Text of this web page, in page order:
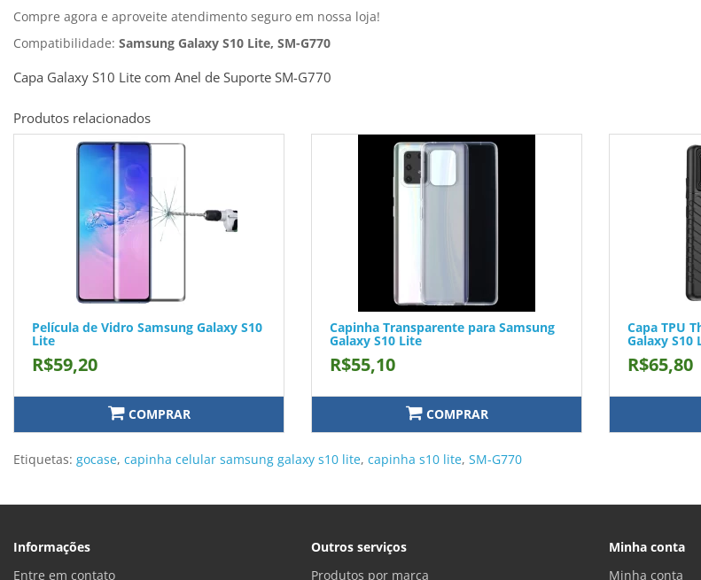
Compre agora e aproveite atendimento seguro em nossa loja!
Compatibilidade: Samsung Galaxy S10 Lite, SM-G770
Capa Galaxy S10 Lite com Anel de Suporte SM-G770
Produtos relacionados
Película de Vidro Samsung Galaxy S10
Lite
R$59,20
COMPRAR
Capinha Transparente para Samsung
Galaxy S10 Lite
R$55,10
COMPRAR
Capa TPU
Galaxy S10
R$65,80
Etiquetas: gocase, capinha celular samsung galaxy s10 lite, capinha s10 lite, SM-G770
Informações
Entre em contato
Outros serviços
Produtos por marca
Minha conta
Minha conta